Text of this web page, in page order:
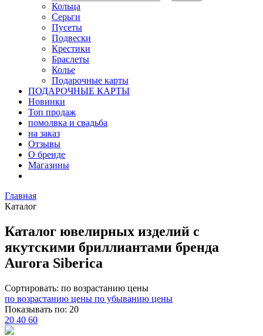
Кольца
Серьги
Пусеты
Подвески
Крестики
Браслеты
Колье
Подарочные карты
ПОДАРОЧНЫЕ КАРТЫ
Новинки
Топ продаж
помолвка и свадьба
на заказ
Отзывы
О бренде
Магазины
Главная
Каталог
Каталог ювелирных изделий с
якутскими бриллиантами бренда
Aurora Siberica
Сортировать: по возрастанию цены
по возрастанию цены по убыванию цены
Показывать по: 20
20 40 60